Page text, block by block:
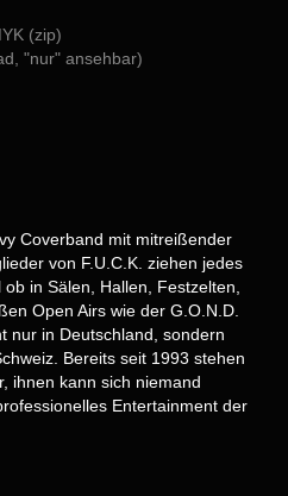
(zip)
"nur" ansehbar)
Coverband mit mitreißender
von F.U.C.K. ziehen jedes
in Sälen, Hallen, Festzelten,
Open Airs wie der G.O.N.D.
nur in Deutschland, sondern
Bereits seit 1993 stehen
ihnen kann sich niemand
Entertainment der